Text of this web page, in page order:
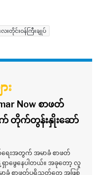
ေးတိုင်းဝန်ကြီးချုပ်
Now စာဖတ်
တိုက်တွန်းနှိုးဆော်
ေးအတွက် အမာခံ စာဖတ်
ဖွေနေပါတယ်။ အခုတော့ လူ
မာခံ စာဖတ်ပရိသတ်တွေ အဖြစ်